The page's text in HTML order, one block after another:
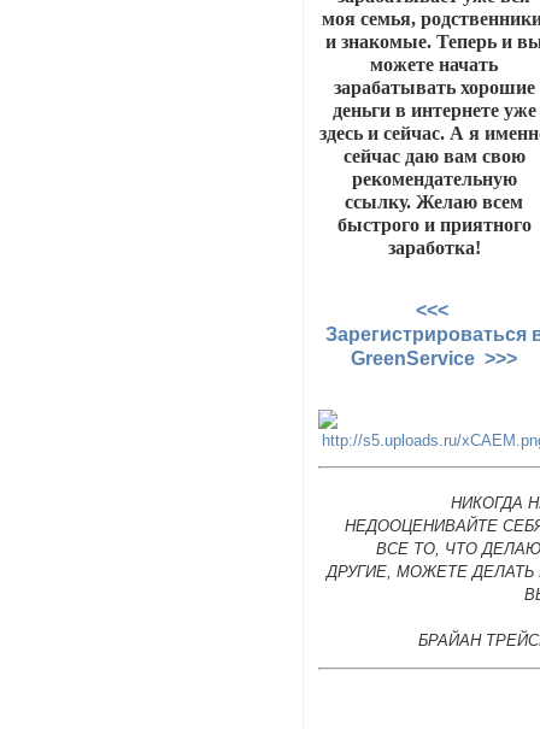
моя семья,
и знакомые. Теперь и
можете начать
зарабатывать хорошие
деньги в интернете уже
здесь и сейчас. А я
сейчас даю вам свою
рекомендательную
ссылку. Желаю всем
быстрого и приятного
заработка!
<<<
Зарегистрироваться
GreenService >>>
НИКОГДА
НЕДООЦЕНИВАЙТЕ
ВСЕ ТО, ЧТО
ДРУГИЕ, МОЖЕТЕ ДЕЛАТЬ
БРАЙАН